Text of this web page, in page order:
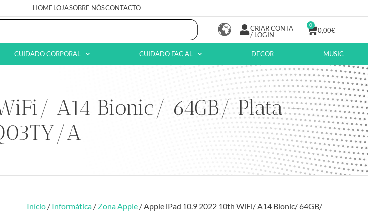
HOMELOJASOBRE NÓSCONTACTO
CRIAR CONTA
/ LOGIN
0,00€
0
CUIDADO CORPORAL CUIDADO FACIAL DECOR MUSIC
A14 Bionic/ 64GB/ Plata –
A
Início / Informática / Zona Apple / Apple iPad 10.9 2022 10th WiFi/ A14 Bionic/ 64GB/